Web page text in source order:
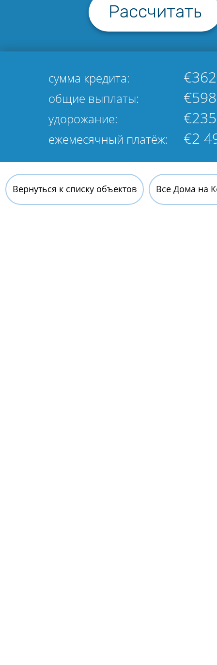
Рассчитать
сумма кредита:
общие выплаты:
удорожание:
ежемесячный платёж: €2
Вернуться к списку объектов Все Дома на